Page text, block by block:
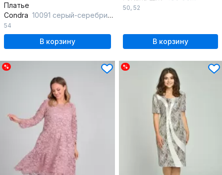
Платье
Condra 10091 серый-серебристый
54
В корзину
50, 52
В корзину
% %